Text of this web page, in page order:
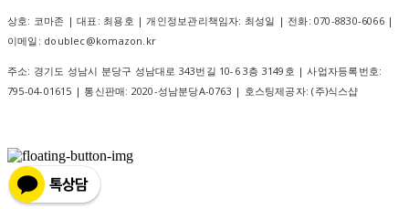
상호: 코마존 | 대표: 최용호 | 개인정보관리책임자: 최성일 | 전화: 070-8830-6066 |
이메일: doublec@komazon.kr
주소: 경기도 성남시 분당구 성남대로 343번길 10-6 3층 3149호 | 사업자등록번호:
795-04-01615 | 통신판매: 2020-성남분당A-0763 | 호스팅제공자: (주)식스샵